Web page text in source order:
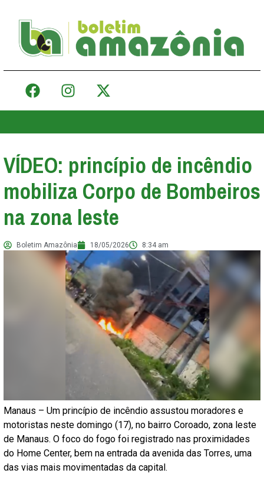
VÍDEO: princípio de incêndio
mobiliza Corpo de Bombeiros
na zona leste
Boletim Amazônia 18/05/2026 8:34 am
Manaus – Um princípio de incêndio assustou moradores e
motoristas neste domingo (17), no bairro Coroado, zona leste
de Manaus. O foco do fogo foi registrado nas proximidades
do Home Center, bem na entrada da avenida das Torres, uma
das vias mais movimentadas da capital.